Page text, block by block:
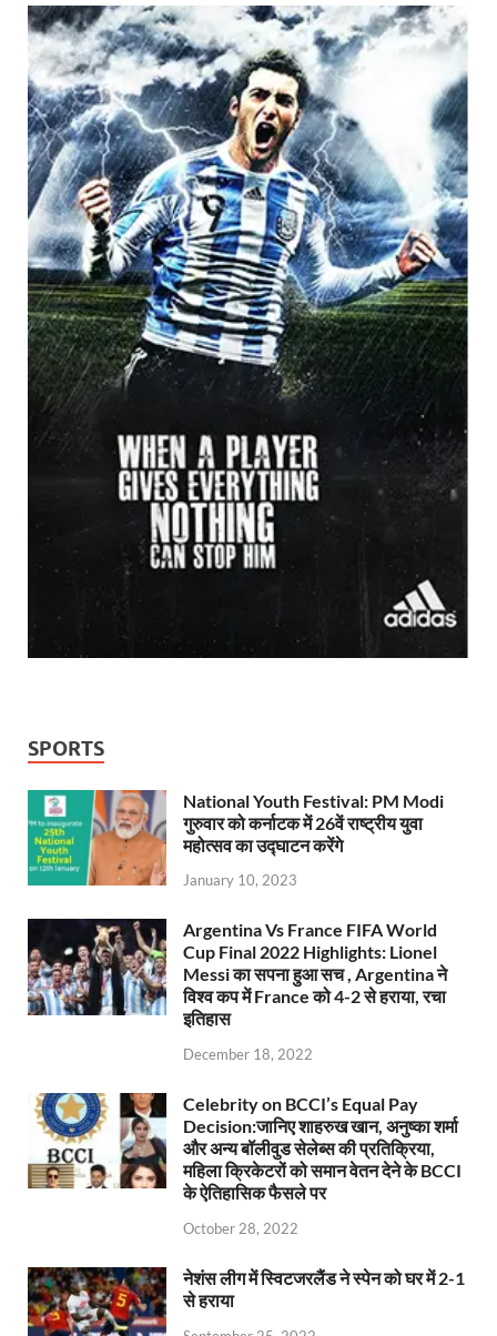
SPORTS
National Youth Festival: PM Modi
गुरुवार को कर्नाटक में 26वें राष्ट्रीय युवा
महोत्सव का उद्घाटन करेंगे
January 10, 2023
Argentina Vs France FIFA World
Cup Final 2022 Highlights: Lionel
Messi का सपना हुआ सच , Argentina ने
विश्व कप में France को 4-2 से हराया, रचा
इतिहास
December 18, 2022
Celebrity on BCCI’s Equal Pay
Decision:जानिए शाहरुख खान, अनुष्का शर्मा
और अन्य बॉलीवुड सेलेब्स की प्रतिक्रिया,
महिला क्रिकेटरों को समान वेतन देने के BCCI
के ऐतिहासिक फैसले पर
October 28, 2022
नेशंस लीग में स्विटजरलैंड ने स्पेन को घर में 2-1
से हराया